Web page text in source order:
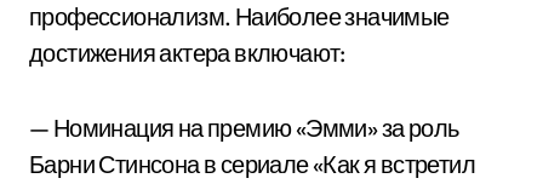
профессионализм. Наиболее значимые
достижения актера включают:
— Номинация на премию «Эмми» за роль
Барни Стинсона в сериале «Как я встретил